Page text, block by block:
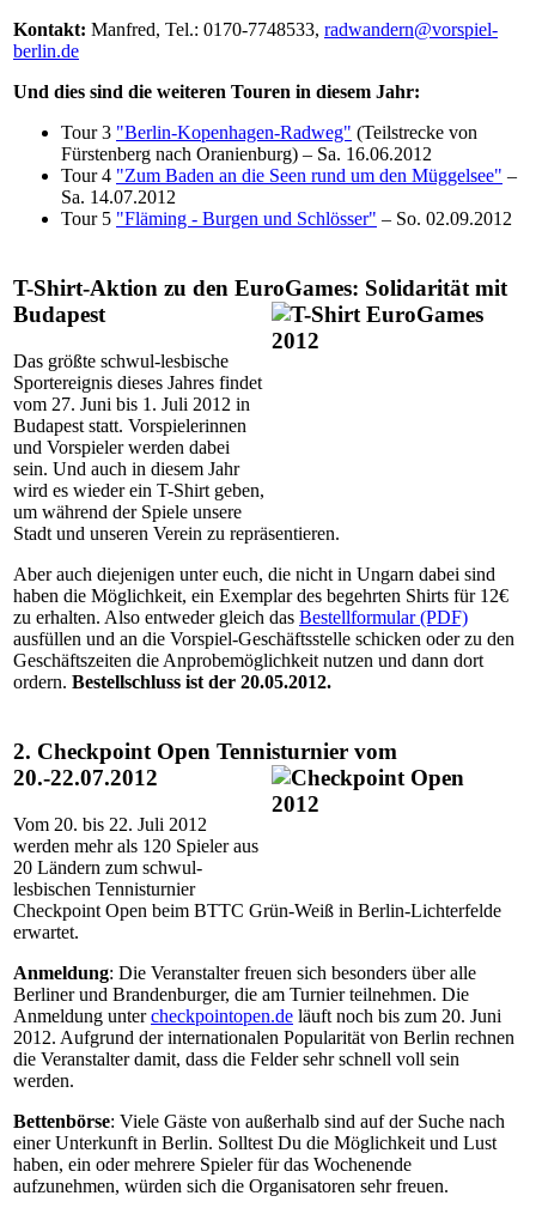
Kontakt: Manfred, Tel.: 0170-7748533, radwandern@vorspiel-
berlin.de
Und dies sind die weiteren Touren in diesem Jahr:
Tour 3 "Berlin-Kopenhagen-Radweg" (Teilstrecke von
Fürstenberg nach Oranienburg) – Sa. 16.06.2012
Tour 4 "Zum Baden an die Seen rund um den Müggelsee" –
Sa. 14.07.2012
Tour 5 "Fläming - Burgen und Schlösser" – So. 02.09.2012
T-Shirt-Aktion zu den EuroGames: Solidarität mit
Budapest
Das größte schwul-lesbische
Sportereignis dieses Jahres findet
vom 27. Juni bis 1. Juli 2012 in
Budapest statt. Vorspielerinnen
und Vorspieler werden dabei
sein. Und auch in diesem Jahr
wird es wieder ein T-Shirt geben,
um während der Spiele unsere
Stadt und unseren Verein zu repräsentieren.
Aber auch diejenigen unter euch, die nicht in Ungarn dabei sind
haben die Möglichkeit, ein Exemplar des begehrten Shirts für 12€
zu erhalten. Also entweder gleich das Bestellformular (PDF)
ausfüllen und an die Vorspiel-Geschäftsstelle schicken oder zu den
Geschäftszeiten die Anprobemöglichkeit nutzen und dann dort
ordern. Bestellschluss ist der 20.05.2012.
2. Checkpoint Open Tennisturnier vom
20.-22.07.2012
Vom 20. bis 22. Juli 2012
werden mehr als 120 Spieler aus
20 Ländern zum schwul-
lesbischen Tennisturnier
Checkpoint Open beim BTTC Grün-Weiß in Berlin-Lichterfelde
erwartet.
Anmeldung: Die Veranstalter freuen sich besonders über alle
Berliner und Brandenburger, die am Turnier teilnehmen. Die
Anmeldung untercheckpointopen.de läuft noch bis zum 20. Juni
2012. Aufgrund der internationalen Popularität von Berlin rechnen
die Veranstalter damit, dass die Felder sehr schnell voll sein
werden.
Bettenbörse: Viele Gäste von außerhalb sind auf der Suche nach
einer Unterkunft in Berlin. Solltest Du die Möglichkeit und Lust
haben, ein oder mehrere Spieler für das Wochenende
aufzunehmen, würden sich die Organisatoren sehr freuen.